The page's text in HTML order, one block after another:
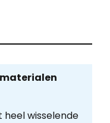
wisselende